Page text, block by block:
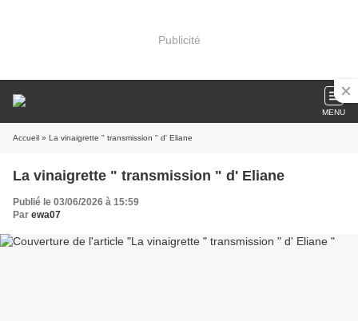
Publicité
MENU
Accueil » La vinaigrette " transmission " d' Eliane
La vinaigrette " transmission " d' Eliane
Publié le 03/06/2026 à 15:59
Par ewa07